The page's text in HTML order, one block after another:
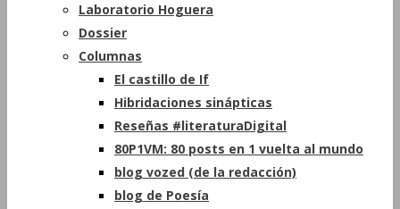
Laboratorio Hoguera
Dossier
Columnas
El castillo de If
Hibridaciones sinápticas
Reseñas #literaturaDigital
80P1VM: 80 posts en 1 vuelta al mundo
blog vozed (de la redacción)
blog de Poesía